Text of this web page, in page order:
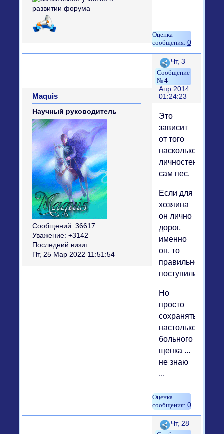
0
Поделиться
4
Чт, 3
Апр 2014
01:24:23
Maquis
Научный руководитель
Сообщений: 36617
Уважение: +3142
Последний визит:
Пт, 25 Мар 2022 11:51:54
Это
зависит
от того
насколько
личностен
сам пес.
Если для
хозяина
он лично
дорог,
именно
он, то
правильно
поступили.
Но
просто
сохранять
настолько
больного
щенка ...
не знаю
...
0
Поделиться
Чт, 28